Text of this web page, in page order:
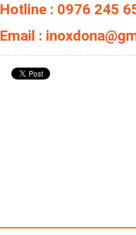
Hotline : 0976 245
Email :